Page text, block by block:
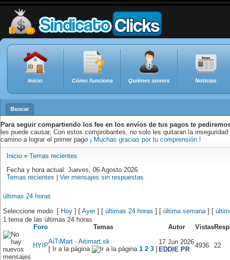
Inicio Cómo funciona Quiénes somos Noticias
Buscar
Para seguir compartiendo los fee en los envíos de tus pagos te
les puede causar, Con estos comprobantes, no solo les quitaran la
camino a lograr el primer pago ¡ Muchas gracias por tu comprensión !
Inicio » Temas recientes
Fecha y hora actual: Jueves, 06 Agosto 2026
Temas recientes
Ver mensajes sin respuestas
últimas 24 horas
Seleccione modo: [ Hoy ] [ Ayer] [ últimas 24 horas ] [ última semana] [
1 tema de las últimas 24 horas
Foro
Temas Autor Vistas
HYIP
AiTiMart - Aitimart.sk
[ Ir a la página
1 2 3 ]
17 Jun 2026
EDDIE PR
4936 22